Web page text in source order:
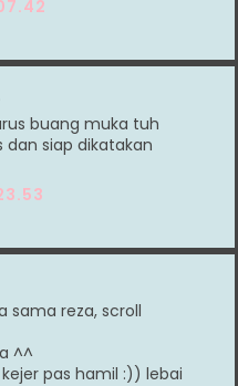
buang muka tuh
siap dikatakan
sama reza, scroll
^^
pas hamil :)) lebai